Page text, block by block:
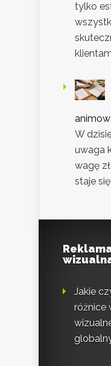
tylko
W
uwaga
wagę
staje
Jakie
różnice